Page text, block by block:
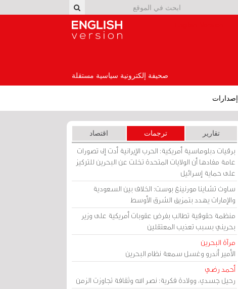
صحيفة إلكترونية سياسية مستقلة
إصدارات
تقارير ترجمات اقتصاد
برقيات دبلوماسية أمريكية: الحرب الإيرانية أدت إلى تصورات
عامة مفادها أن الولايات المتحدة تخلت عن البحرين للتركيز
على حماية إسرائيل
ساوث تشاينا مورنينغ بوست: الخلاف بين السعودية
والإمارات يهدد بتمزيق الشرق الأوسط
منظمة حقوقية تطالب بفرض عقوبات أمريكية على وزير
بحريني بسبب تعذيب المعتقلين
مرآة البحرين
الأمير أندرو وغسل سمعة نظام البحرين
أحمد رضي
رحيل جسدي، وولادة فكرية: نصر الله وثقافة تجاوزت الزمن